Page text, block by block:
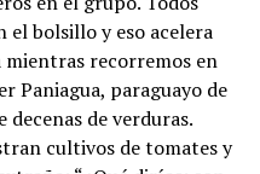
el bolsillo y eso acelera
mientras recorremos en
Paniagua, paraguayo de
de verduras.
cultivos de tomates y